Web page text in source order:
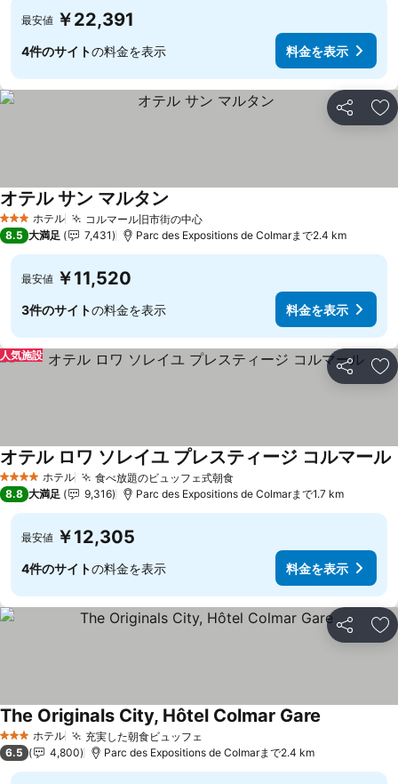
最安値 ￥22,391
4件のサイトの料金を表示 料金を表示
シェア お
3 ホテルのランク
ホテル コルマール旧市街の中心
オテル サン マルタン
8.5 大満足 7,431 Parc des Expositions de Colmarまで2.4 km
最安値 ￥11,520
3件のサイトの料金を表示 料金を表示
シェア お
人気施設
4 ホテルのランク
ホテル 食べ放題のビュッフェ式朝食
オテル ロワ ソレイユ プレスティージ コルマール
8.8 大満足 9,316 Parc des Expositions de Colmarまで1.7 km
最安値 ￥12,305
4件のサイトの料金を表示 料金を表示
シェア お
3 ホテルのランク
ホテル 充実した朝食ビュッフェ
The Originals City, Hôtel Colmar Gare
6.5 4,800 Parc des Expositions de Colmarまで2.4 km